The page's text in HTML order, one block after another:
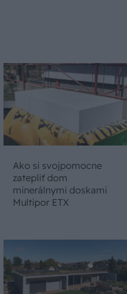
Ako si svojpomocne
zatepliť dom
minerálnymi doskami
Multipor ETX